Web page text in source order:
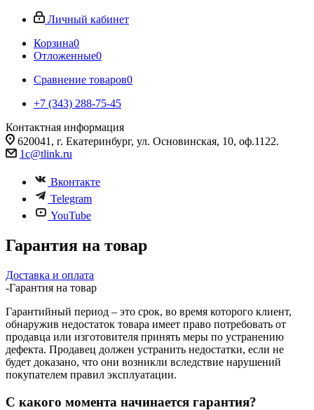
Личный кабинет
Корзина0
Отложенные0
Сравнение товаров0
+7 (343) 288-75-45
Контактная информация
620041, г. Екатеринбург, ул. Основинская, 10, оф.1122.
1c@tlink.ru
Вконтакте
Telegram
YouTube
Гарантия на товар
Доставка и оплата
-Гарантия на товар
Гарантийный период – это срок, во время которого клиент,
обнаружив недостаток товара имеет право потребовать от
продавца или изготовителя принять меры по устранению
дефекта. Продавец должен устранить недостатки, если не
будет доказано, что они возникли вследствие нарушений
покупателем правил эксплуатации.
С какого момента начинается гарантия?